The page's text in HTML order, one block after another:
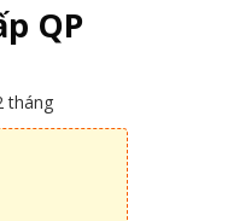
QP
tháng